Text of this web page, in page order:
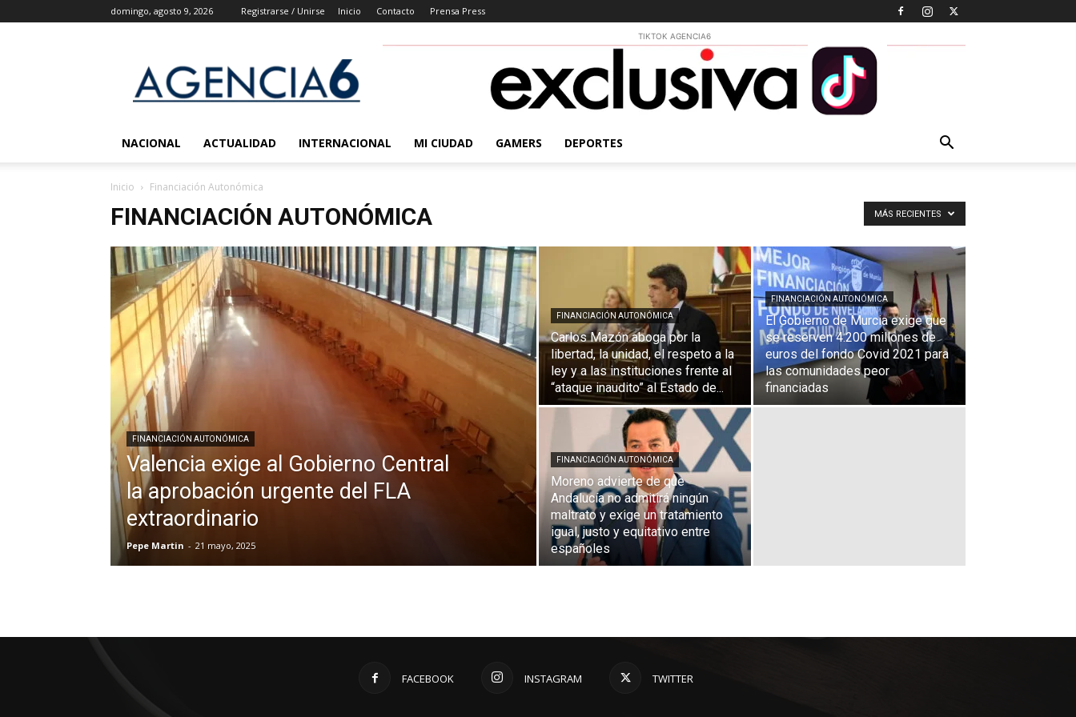
domingo, agosto 9, 2026 Registrarse / Unirse Inicio Contacto Prensa Press
6
Noticias
TIKTOK AGENCIA6
NACIONAL ACTUALIDAD INTERNACIONAL MI CIUDAD GAMERS DEPORTES
Inicio Financiación Autonómica
FINANCIACIÓN AUTONÓMICA MÁS RECIENTES
FINANCIACIÓN AUTONÓMICA
Valencia exige al Gobierno Central
la aprobación urgente del FLA
extraordinario
Pepe Martin - 21 mayo, 2025
FINANCIACIÓN AUTONÓMICA
Carlos Mazón aboga por la
libertad, la unidad, el respeto a la
ley y a las instituciones frente al
“ataque inaudito” al Estado de...
FINANCIACIÓN AUTONÓMICA
El Gobierno de Murcia exige que
se reserven 4.200 millones de
euros del fondo Covid 2021 para
las comunidades peor
financiadas
FINANCIACIÓN AUTONÓMICA
Moreno advierte de que
Andalucía no admitirá ningún
maltrato y exige un tratamiento
igual, justo y equitativo entre
españoles
FACEBOOK INSTAGRAM TWITTER